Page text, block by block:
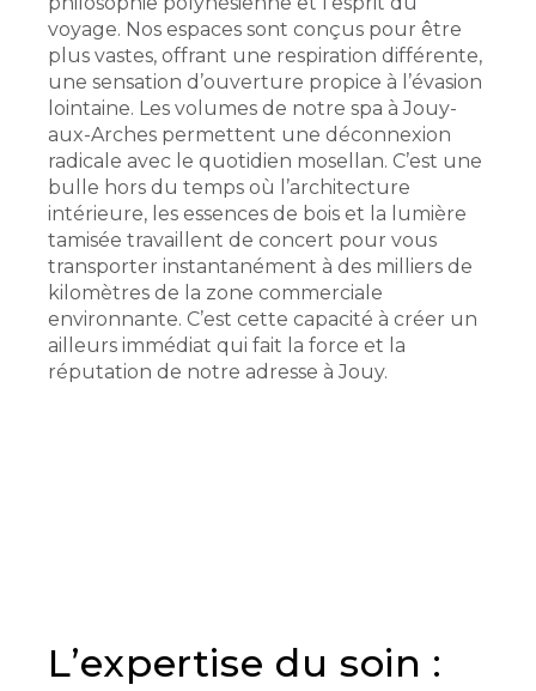
voyage. Nos espaces sont conçus pour être
plus vastes, offrant une respiration différente,
une sensation d’ouverture propice à l’évasion
lointaine. Les volumes de notre spa à Jouy-
aux-Arches permettent une déconnexion
radicale avec le quotidien mosellan. C’est une
bulle hors du temps où l’architecture
intérieure, les essences de bois et la lumière
tamisée travaillent de concert pour vous
transporter instantanément à des milliers de
kilomètres de la zone commerciale
environnante. C’est cette capacité à créer un
ailleurs immédiat qui fait la force et la
réputation de notre adresse à Jouy.
L’expertise du soin :